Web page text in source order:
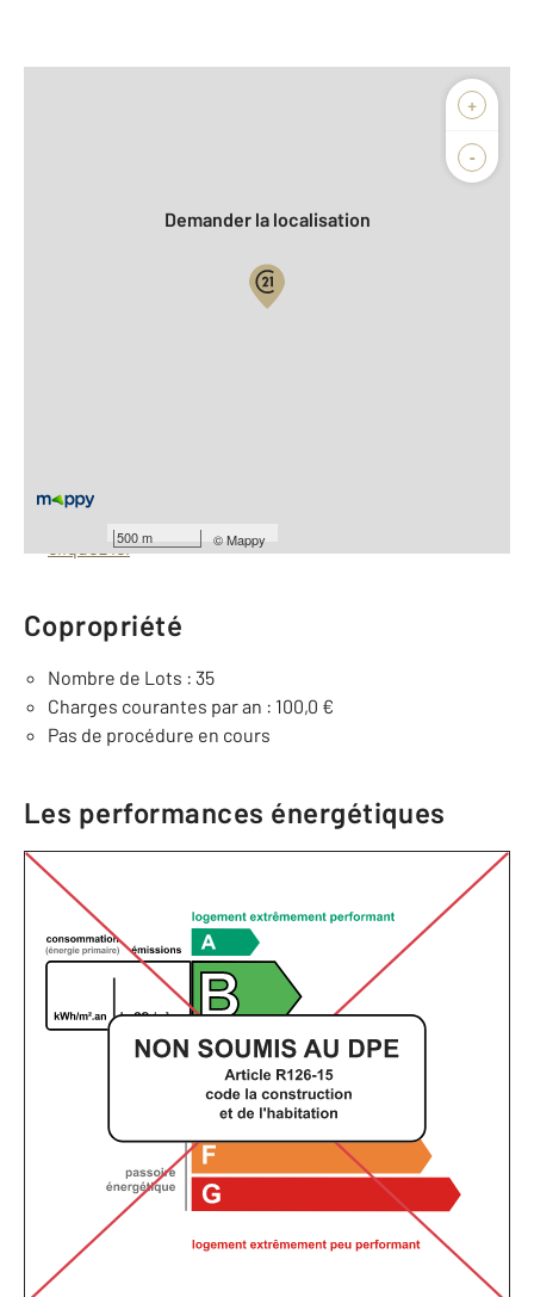
+
-
500 m ©Mappy
Biens vendus
Demander la localisation
Barèmes d'honoraires de l'agence
cliquez ici
Copropriété
Nombre de Lots : 35
Charges courantes par an : 100,0 €
Pas de procédure en cours
Les performances énergétiques